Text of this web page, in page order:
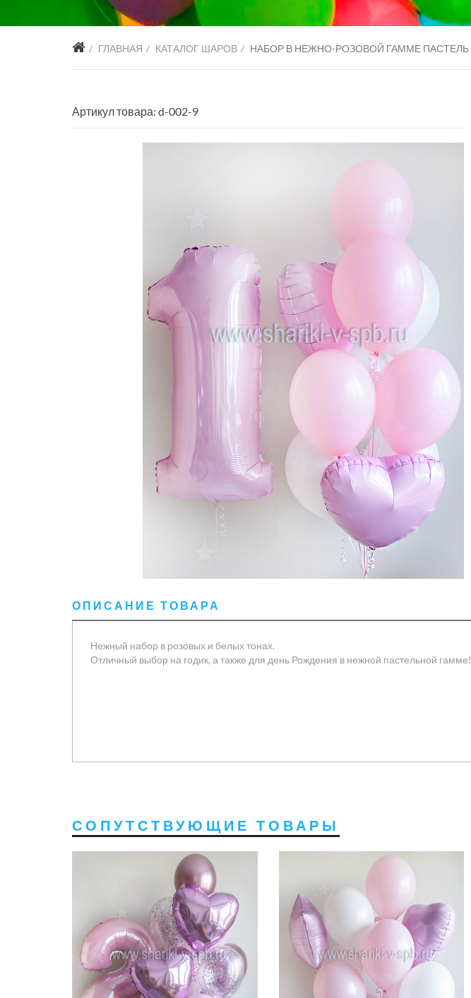
ГЛАВНАЯ КАТАЛОГ ШАРОВ НАБОР В НЕЖНО-РОЗОВОЙ ГАММЕ ПАСТЕЛЬ
Артикул товара: d-002-9
ОПИСАНИЕ ТОВАРА
Нежный набор в розовых и белых тонах.
Отличный выбор на годик, а также для день Рождения в нежной пастельной гамме!
СОПУТСТВУЮЩИЕ ТОВАРЫ
3120 руб
2808 руб